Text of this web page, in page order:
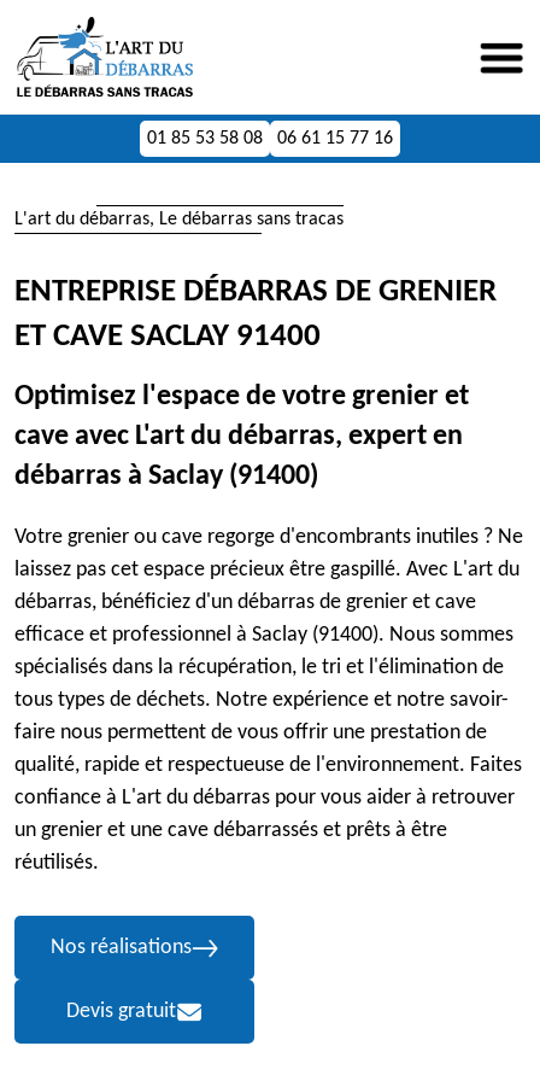
01 85 53 58 08 06 61 15 77 16
L'art du débarras, Le débarras sans tracas
ENTREPRISE DÉBARRAS DE GRENIER
ET CAVE SACLAY 91400
Optimisez l'espace de votre grenier et
cave avec L'art du débarras, expert en
débarras à Saclay (91400)
Votre grenier ou cave regorge d'encombrants inutiles ? Ne
laissez pas cet espace précieux être gaspillé. Avec L'art du
débarras, bénéficiez d'un débarras de grenier et cave
efficace et professionnel à Saclay (91400). Nous sommes
spécialisés dans la récupération, le tri et l'élimination de
tous types de déchets. Notre expérience et notre savoir-
faire nous permettent de vous offrir une prestation de
qualité, rapide et respectueuse de l'environnement. Faites
confiance à L'art du débarras pour vous aider à retrouver
un grenier et une cave débarrassés et prêts à être
réutilisés.
Nos réalisations
Devis gratuit